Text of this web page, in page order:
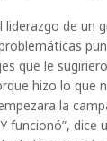
de un
que le
hizo lo que
la
funcionó”, dice